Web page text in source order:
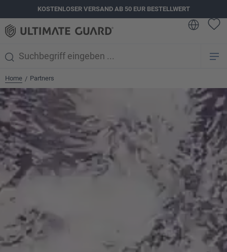
springenKOSTENLOSER VERSAND AB 50 EUR BESTELLWERT
Home / Partners